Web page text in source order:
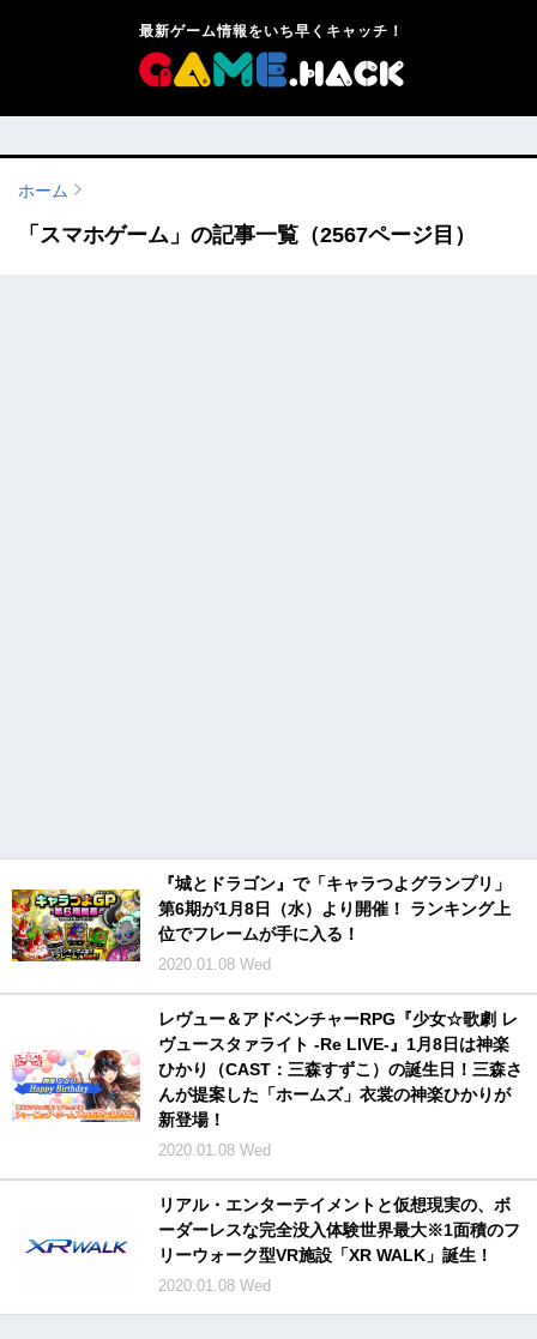
最新ゲーム情報をいち早くキャッチ！
ホーム
「スマホゲーム」の記事一覧（2567ページ目）
『城とドラゴン』で「キャラつよグランプリ」
第6期が1月8日（水）より開催！ ランキング上
位でフレームが手に入る！
2020.01.08 Wed
レヴュー＆アドベンチャーRPG『少女☆歌劇 レ
ヴュースタァライト -Re LIVE-』1月8日は神楽
ひかり（CAST：三森すずこ）の誕生日！三森さ
んが提案した「ホームズ」衣裳の神楽ひかりが
新登場！
2020.01.08 Wed
リアル・エンターテイメントと仮想現実の、ボ
ーダーレスな完全没入体験世界最大※1面積のフ
リーウォーク型VR施設「XR WALK」誕生！
2020.01.08 Wed